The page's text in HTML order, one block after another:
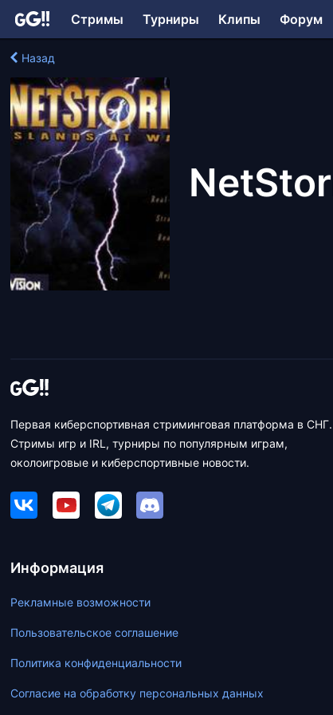
Стримы Турниры Клипы Форум
Назад
Первая киберспортивная стриминговая платформа в СНГ.
Стримы игр и IRL, турниры по популярным играм,
околоигровые и киберспортивные новости.
Информация
Рекламные возможности
Пользовательское соглашение
Политика конфиденциальности
Согласие на обработку персональных данных